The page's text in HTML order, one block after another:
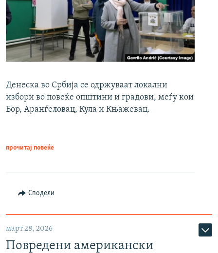
Денеска во Србија се одржуваат локални
избори во повеќе општини и градови, меѓу кои
Бор, Аранѓеловац, Кула и Књажевац.
прочитај повеќе
Сподели
март 28, 2026
Повредени американски